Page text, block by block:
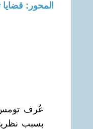
المحور: قضايا
عُرف تومس
بسبب